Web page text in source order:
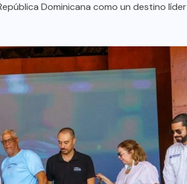
Dominicana como un destino líder